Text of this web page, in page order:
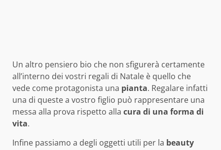
Un altro pensiero bio che non sfigurerà certamente
all’interno dei vostri regali di Natale è quello che
vede come protagonista una pianta. Regalare infatti
una di queste a vostro figlio può rappresentare una
messa alla prova rispetto alla cura di una forma di
vita.
Infine passiamo a degli oggetti utili per la beauty